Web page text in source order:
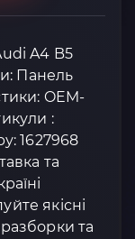
A4 B5
Панель
OEM-
:
1627968
та
якісні
та